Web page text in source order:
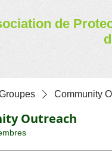
de
Community
Outreach